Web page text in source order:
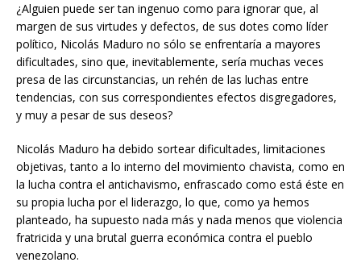
¿Alguien puede ser tan ingenuo como para ignorar que, al
margen de sus virtudes y defectos, de sus dotes como líder
político, Nicolás Maduro no sólo se enfrentaría a mayores
dificultades, sino que, inevitablemente, sería muchas veces
presa de las circunstancias, un rehén de las luchas entre
tendencias, con sus correspondientes efectos disgregadores,
y muy a pesar de sus deseos?
Nicolás Maduro ha debido sortear dificultades, limitaciones
objetivas, tanto a lo interno del movimiento chavista, como en
la lucha contra el antichavismo, enfrascado como está éste en
su propia lucha por el liderazgo, lo que, como ya hemos
planteado, ha supuesto nada más y nada menos que violencia
fratricida y una brutal guerra económica contra el pueblo
venezolano.